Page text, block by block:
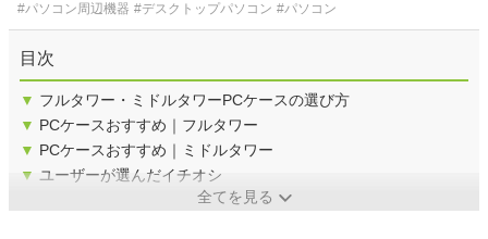
#パソコン周辺機器 #デスクトップパソコン #パソコン
目次
▼ フルタワー・ミドルタワーPCケースの選び方
▼ PCケースおすすめ｜フルタワー
▼ PCケースおすすめ｜ミドルタワー
▼ ユーザーが選んだイチオシ
全てを見る